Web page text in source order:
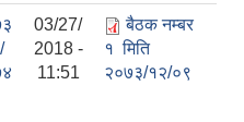
/
03/27/
2018 -
11:51
बैठक नम्बर
१ मिति
२०७३/१२/०९